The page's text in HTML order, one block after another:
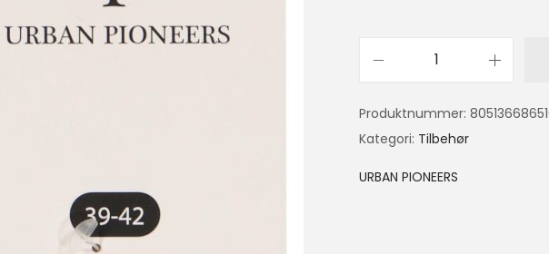
Produktnummer:
Kategori: Tilbehør
URBAN PIONEERS